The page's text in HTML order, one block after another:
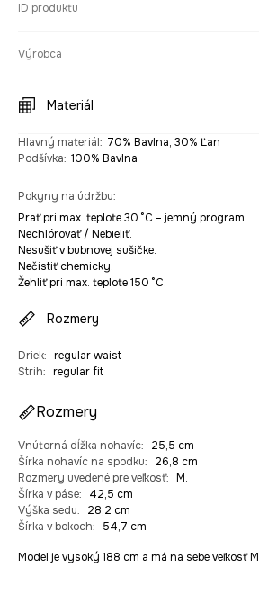
ID produktu
Výrobca
Materiál
Hlavný materiál: 70% Bavlna, 30% Ľan
Podšívka: 100% Bavlna
Pokyny na údržbu:
Prať pri max. teplote 30 °C – jemný program.
Nechlórovať / Nebieliť.
Nesušiť v bubnovej sušičke.
Nečistiť chemicky.
Žehliť pri max. teplote 150 °C.
Rozmery
Driek: regular waist
Strih: regular fit
Rozmery
Vnútorná dĺžka nohavíc:
25,5 cm
Šírka nohavíc na spodku:
26,8 cm
Rozmery uvedené pre veľkosť: M.
Šírka v páse:
42,5 cm
Výška sedu:
28,2 cm
Šírka v bokoch: 54,7 cm
Model je vysoký 188 cm a má na sebe veľkosť M